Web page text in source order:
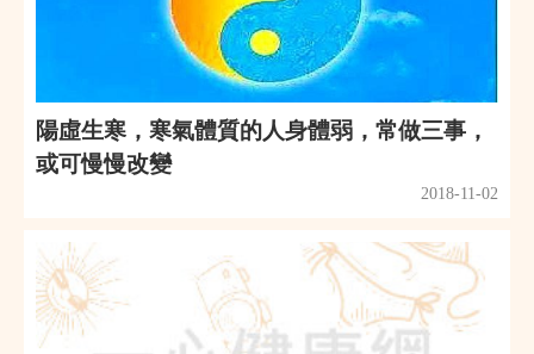
陽虛生寒，寒氣體質的人身體弱，常做三事，
或可慢慢改變
2018-11-02